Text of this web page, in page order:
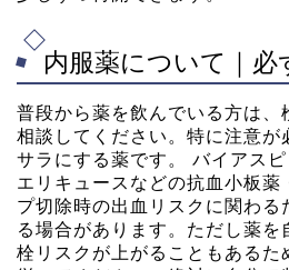
内服薬について｜必
普段から薬を飲んでいる方は、
相談してください。特に注意が
サラにする薬です。 バイアスピ
エリキュースなどの抗血小板薬
プ切除時の出血リスクに関わる
る場合があります。ただし薬を
栓リスクが上がることもあるた